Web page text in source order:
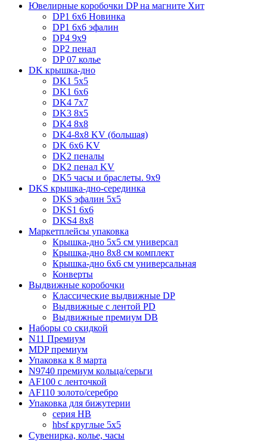
Ювелирные коробочки DP на магните Хит
DP1 6x6 Новинка
DP1 6x6 эфалин
DP4 9x9
DP2 пенал
DP 07 колье
DK крышка-дно
DK1 5x5
DK1 6x6
DK4 7х7
DK3 8x5
DK4 8x8
DK4-8x8 KV (большая)
DK 6х6 KV
DK2 пеналы
DK2 пенал KV
DK5 часы и браслеты. 9x9
DKS крышка-дно-серединка
DKS эфалин 5x5
DKS1 6x6
DKS4 8x8
Маркетплейсы упаковка
Крышка-дно 5x5 см универсал
Крышка-дно 8x8 см комплект
Крышка-дно 6x6 см универсальная
Конверты
Выдвижные коробочки
Классические выдвижные DP
Выдвижные с лентой PD
Выдвижные премиум DB
Наборы со скидкой
N11 Премиум
MDP премиум
Упаковка к 8 марта
N9740 премиум кольца/серьги
AF100 с ленточкой
AF110 золото/серебро
Упаковка для бижутерии
серия HB
hbsf круглые 5x5
Сувенирка, колье, часы